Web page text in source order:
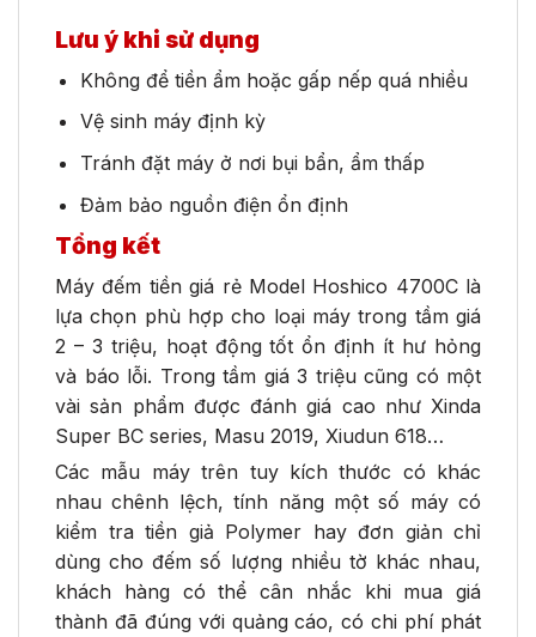
Lưu ý khi sử dụng
Không để tiền ẩm hoặc gấp nếp quá nhiều
Vệ sinh máy định kỳ
Tránh đặt máy ở nơi bụi bẩn, ẩm thấp
Đảm bảo nguồn điện ổn định
Tổng kết
Máy đếm tiền giá rẻ Model Hoshico 4700C là
lựa chọn phù hợp cho loại máy trong tầm giá
2 – 3 triệu, hoạt động tốt ổn định ít hư hỏng
và báo lỗi. Trong tầm giá 3 triệu cũng có một
vài sản phẩm được đánh giá cao như Xinda
Super BC series, Masu 2019, Xiudun 618…
Các mẫu máy trên tuy kích thước có khác
nhau chênh lệch, tính năng một số máy có
kiểm tra tiền giả Polymer hay đơn giản chỉ
dùng cho đếm số lượng nhiều tờ khác nhau,
khách hàng có thể cân nhắc khi mua giá
thành đã đúng với quảng cáo, có chi phí phát